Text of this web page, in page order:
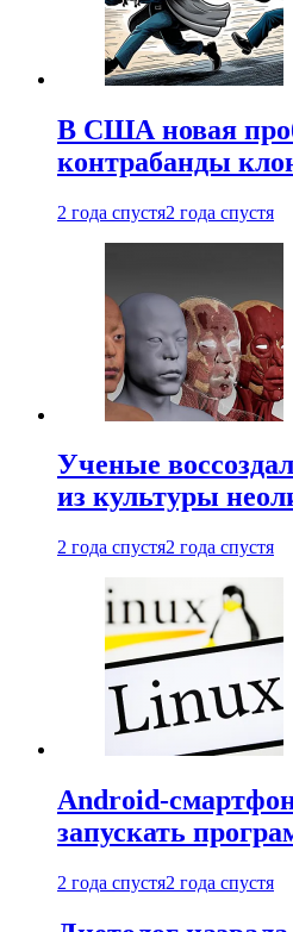
В США новая
контрабанды
2 года спустя2 года спустя
Ученые
из культуры
2 года спустя2 года спустя
Android-
запускать
2 года спустя2 года спустя